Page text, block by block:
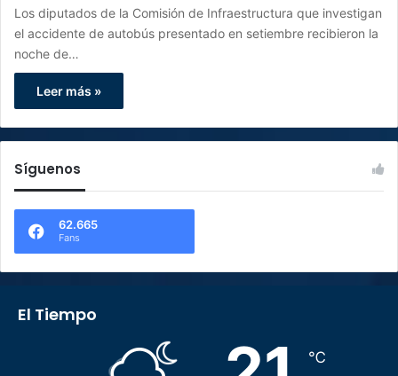
Los diputados de la Comisión de Infraestructura que investigan
el accidente de autobús presentado en setiembre recibieron la
noche de…
Leer más »
Síguenos
62.665
Fans
El Tiempo
℃